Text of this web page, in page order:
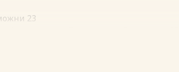
23
в таможенной инфраструктуре